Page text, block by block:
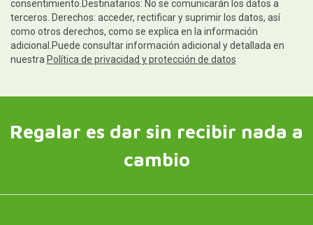
consentimiento.Destinatarios: No se comunicarán los datos a
terceros. Derechos: acceder, rectificar y suprimir los datos, así
como otros derechos, como se explica en la información
adicional.Puede consultar información adicional y detallada en
nuestra Política de privacidad y protección de datos
Regalar es dar sin recibir nada a
cambio